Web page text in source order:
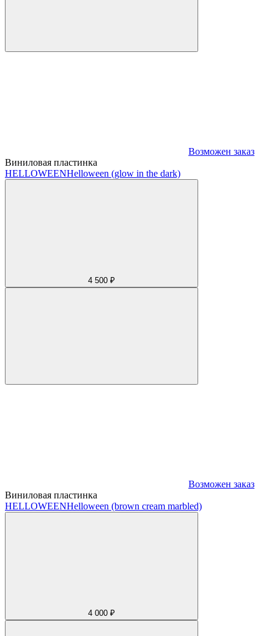
Возможен заказ
Виниловая пластинка
HELLOWEENHelloween (glow in the dark)
4 500 ₽
Возможен заказ
Виниловая пластинка
HELLOWEENHelloween (brown cream marbled)
4 000 ₽